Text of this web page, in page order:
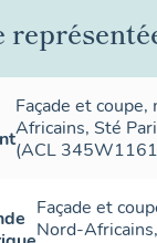
Façade et
Africains, Sté
(ACL
Façade et
Nord-